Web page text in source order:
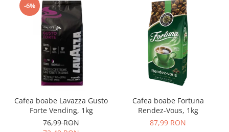
-6%
Cafea boabe Lavazza Gusto
Forte Vending, 1kg
76,99 RON
Cafea boabe Fortuna
Rendez-Vous, 1kg
87,99 RON